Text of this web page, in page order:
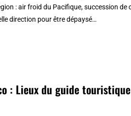
: air froid du Pacifique, succession
direction pour être dépaysé…
: Lieux du guide touristique